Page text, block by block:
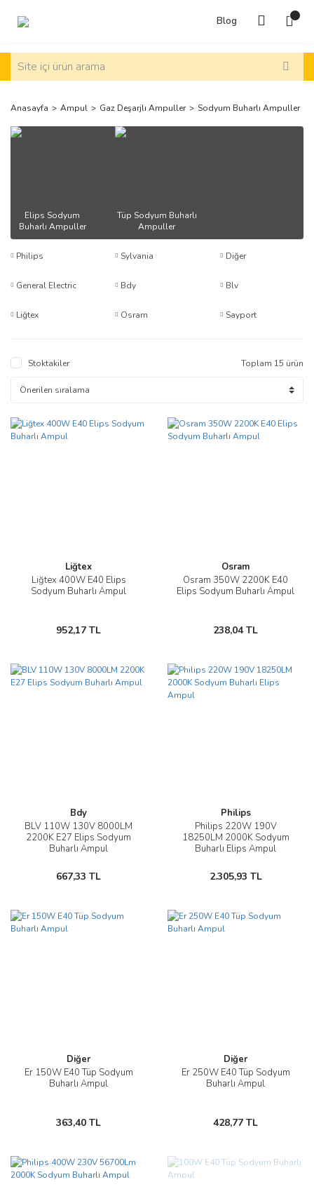
Blog
Anasayfa Ampul Gaz Deşarjlı Ampuller Sodyum Buharlı Ampuller
Elips Sodyum
Buharlı Ampuller
Tüp Sodyum Buharlı
Ampuller
Philips Sylvania Diğer
General Electric Bdy Blv
Liğtex Osram Sayport
Stoktakiler Toplam 15 ürün
Liğtex
Liğtex 400W E40 Elips
Sodyum Buharlı Ampul
952,17 TL
Osram
Osram 350W 2200K E40
Elips Sodyum Buharlı Ampul
238,04 TL
Bdy
BLV 110W 130V 8000LM
2200K E27 Elips Sodyum
Buharlı Ampul
667,33 TL
Philips
Philips 220W 190V
18250LM 2000K Sodyum
Buharlı Elips Ampul
2.305,93 TL
Diğer
Er 150W E40 Tüp Sodyum
Buharlı Ampul
363,40 TL
Diğer
Er 250W E40 Tüp Sodyum
Buharlı Ampul
428,77 TL